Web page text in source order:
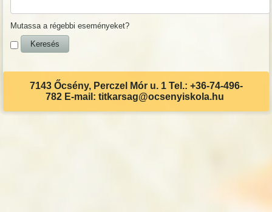
Mutassa a régebbi eseményeket?
7143 Őcsény, Perczel Mór u. 1 Tel.: +36-74-496-
782 E-mail: titkarsag@ocsenyiskola.hu